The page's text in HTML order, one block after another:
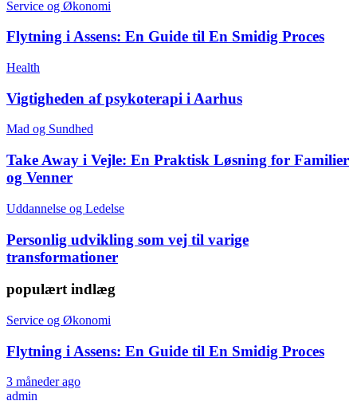
Service og Økonomi
Flytning i Assens: En Guide til En Smidig Proces
Health
Vigtigheden af psykoterapi i Aarhus
Mad og Sundhed
Take Away i Vejle: En Praktisk Løsning for Familier
og Venner
Uddannelse og Ledelse
Personlig udvikling som vej til varige
transformationer
populært indlæg
Service og Økonomi
Flytning i Assens: En Guide til En Smidig Proces
3 måneder ago
admin